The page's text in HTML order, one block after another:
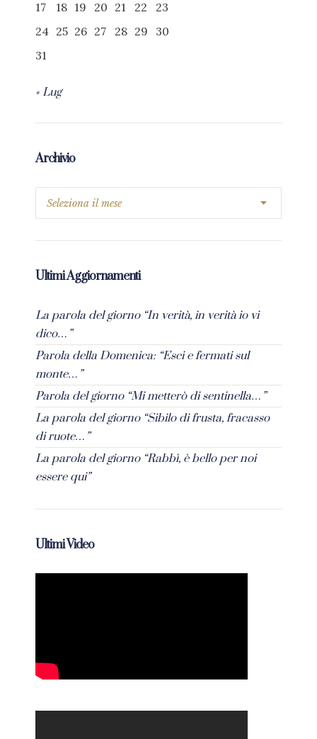
17 18 19 20 21 22
23
24 25 26 27 28 29
30
31
« Lug
Archivio
Ultimi Aggiornamenti
La parola del giorno “In verità, in verità io vi
dico…”
Parola della Domenica: “Esci e fermati sul
monte…”
Parola del giorno “Mi metterò di sentinella…”
La parola del giorno “Sibilo di frusta, fracasso
di ruote…”
La parola del giorno “Rabbì, è bello per noi
essere qui”
Ultimi Video